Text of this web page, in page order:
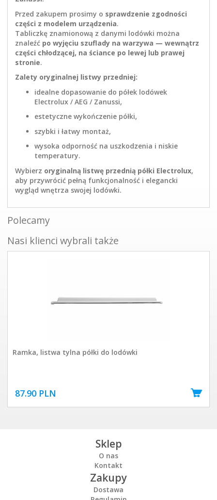
Przed zakupem prosimy o sprawdzenie zgodności
części z modelem urządzenia.
Tabliczkę znamionową z danymi lodówki można
znaleźć po wyjęciu szuflady na warzywa — wewnątrz
części chłodzącej, na ściance po lewej lub prawej
stronie.
Zalety oryginalnej listwy przedniej:
idealne dopasowanie do półek lodówek
Electrolux / AEG / Zanussi,
estetyczne wykończenie półki,
szybki i łatwy montaż,
wysoka odporność na uszkodzenia i niskie
temperatury.
Wybierz oryginalną listwę przednią półki Electrolux,
aby przywrócić pełną funkcjonalność i elegancki
wygląd wnętrza swojej lodówki.
Polecamy
Nasi klienci wybrali także
Ramka, listwa tylna półki do lodówki
87.90 PLN
Sklep
O nas
Kontakt
Zakupy
Dostawa